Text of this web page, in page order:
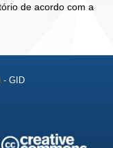
de acordo com a
- GID